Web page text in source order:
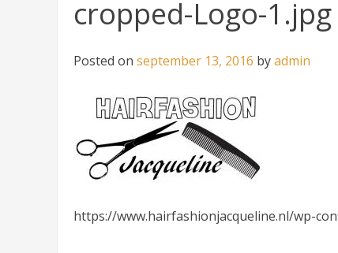
cropped-Logo-1.jpg
Posted on september 13, 2016 byadmin
https://www.hairfashionjacqueline.nl/wp-